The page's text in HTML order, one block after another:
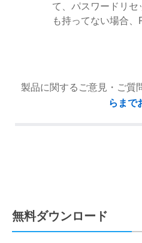
て、パスワードリセ
も持ってない場合、
製品に関するご意見・ご質
らまで
無料ダウンロード